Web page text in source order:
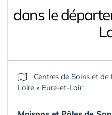
dans le
Centres de Soins et de
Loire » Eure-et-Loir